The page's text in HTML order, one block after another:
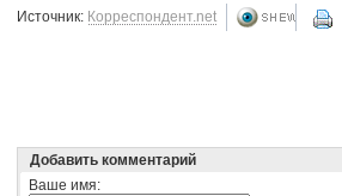
Источник: Корреспондент.net
Добавить комментарий
Ваше имя: